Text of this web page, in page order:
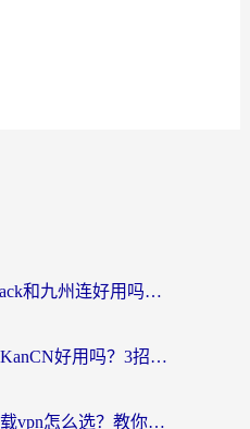
海外党必看：Quickback和九州连好用吗？3步选对回国加速器实现无缝刷国内资源
海外党必看：云极和KanCN好用吗？3招教你选对回国加速器（附免费VPN避坑指南）
海外党必看：国内下载vpn怎么选？教你无缝访问国内资源的实用指南